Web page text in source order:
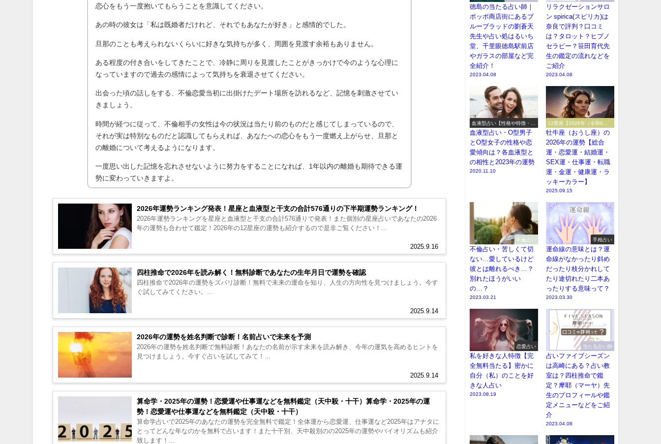
恋心をもう一度抱いてもらうことを意識してください。
あの時の彼女は「私は既婚者だけれど、それでもあなたが好き」と感情的でした。
旦那のことも考えられないくらいに好きな気持ちが多く、周囲を見渡す余裕もありません。
ある程度の付き合いをしてきたことで、冷静に周りを見渡したことがきっかけで今のような心理に
なっていますので過去の感情によって気持ちを衰退させてください。
出会った頃の話しをする、不倫恋愛当初に出掛けたデート場所を訪れるなど、記憶を刺激させてい
きましょう。
時間が経つに従って、不倫相手の女性は今の状況は当たり前のものだと感じてしまっているので、
それが実は特別なものだと認識してもらえれば、あなたへの恋心をもう一度燃え上がらせ、旦那と
の離婚について考えるようになります。
一度思い出した記憶を忘れさせないように努力をすることになれば、1年以内の離婚も期待できる運
勢に変わっていきますよ。
2026年運勢ランキング発表！星座と血液型と干支の合計576通りの下半期運勢ランキング！
2025.9.16
2026年運勢ランキングを星座と血液型と干支の合計576通りで発表！また個別の星座占いであなたの2026
年の運勢も合わせて鑑定！2026年の12星座の運勢も紹介するので是非ご覧ください！...
四柱推命で2026年を読み解く！無料診断であなたの生年月日で運勢を確認
2025.9.14
四柱推命で2026年の運勢をズバリ診断！無料で未来の運命を知り、人生の方向性を見つけましょう。今す
ぐ試してみてください。...
2026年の運勢を姓名判断で診断！名前占いで未来を予測
2025.9.14
2026年の運勢を姓名判断で無料診断！あなたの名前が示す未来を読み解き、今年の運気を高めるヒントを
見つけましょう。今すぐ占いを試してみて！...
算命学・2025年の運勢！恋愛運や仕事運などを無料鑑定（天中殺・十干）算命学・2025年の運
勢！恋愛運や仕事運などを無料鑑定（天中殺・十干）
算命学占いで2025年のあなたの運勢を完全無料で鑑定！全体運から恋愛運、仕事運など2025年はアナタに
とってどんな年なのかを無料で占います！また十干別、天中殺別のの2025年の運勢やバイオリズムも紹介
致します！...
徳島の当たる占い師｜
ポッポ商店街にあるブ
ルーブラッドの劉蒼天
先生や占い処はるいち
堂、千里眼徳島駅前店
やガラスの部屋など完
全紹介！
2023.04.08
リラクゼーションサロ
ン spirica(スピリカ)は
奈良で評判？口コミ
は？タロット？ヒプノ
セラピー？笹田育代先
生の鑑定の流れなどを
ご紹介
2023.04.08
血液型占い【性格や特徴・2
021年（令和3年）の運勢】
血液型占い・O型男子
とO型女子の性格や恋
愛傾向は？各血液型と
の相性と2023年の運勢
2020.11.10
12星座【2026年（令和8
年）の運勢】
牡牛座（おうし座）の
2026年の運勢【総合
運・恋愛運・結婚運・
SEX運・仕事運・転職
運・金運・健康運・ラ
ッキーカラー】
2025.09.15
不倫占い
不倫占い・苦しくて切
ない…愛しているけど
彼とは離れるべき…？
別れたほうがいい
の…？
2023.03.21
手相占い
運命線の意味とは？運
命線がなかったり斜め
だったり枝分かれして
たり途切れたり二本あ
ったりする意味って？
2023.03.30
恋愛占い
私を好きな人特徴【完
全無料当たる】密かに
自分（私）のことを好
きな人占い
2023.08.19
当たる占い師
占いファイブシーズン
は高崎にある？占い教
室は？四柱推命で鑑
定？摩耶（マーヤ）先
生のプロフィールや鑑
定メニューなどをご紹
介
2023.04.08